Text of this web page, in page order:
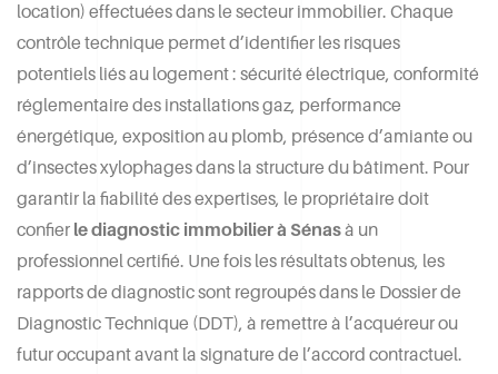
location) effectuées dans le secteur immobilier. Chaque
contrôle technique permet d’identifier les risques
potentiels liés au logement : sécurité électrique, conformité
réglementaire des installations gaz, performance
énergétique, exposition au plomb, présence d’amiante ou
d’insectes xylophages dans la structure du bâtiment. Pour
garantir la fiabilité des expertises, le propriétaire doit
confier le diagnostic immobilier à Sénasà un
professionnel certifié. Une fois les résultats obtenus, les
rapports de diagnostic sont regroupés dans le Dossier de
Diagnostic Technique (DDT), à remettre à l’acquéreur ou
futur occupant avant la signature de l’accord contractuel.